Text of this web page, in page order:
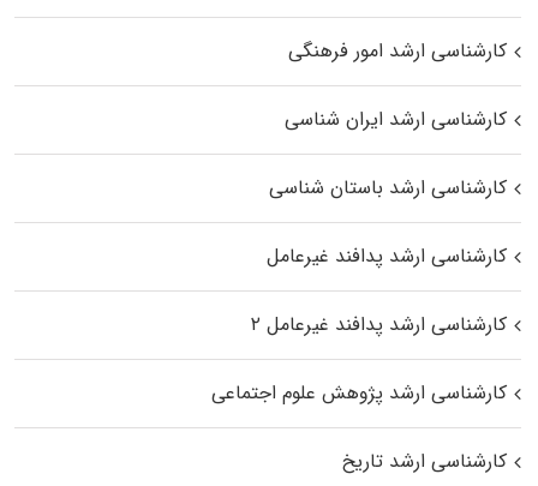
کارشناسی ارشد امور فرهنگی
کارشناسی ارشد ایران شناسی
کارشناسی ارشد باستان شناسی
کارشناسی ارشد پدافند غیرعامل
کارشناسی ارشد پدافند غیرعامل ۲
کارشناسی ارشد پژوهش علوم اجتماعی
کارشناسی ارشد تاریخ